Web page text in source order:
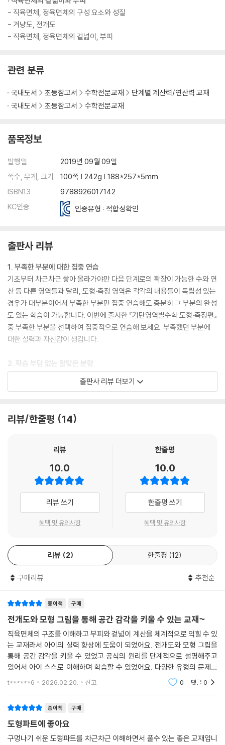
- 직육면체, 정육면체의 구성 요소와 성질
- 겨냥도, 전개도
- 직육면체, 정육면체의 겉넓이, 부피
관련 분류
국내도서 초등참고서 수학전문교재
단계별 계산력/연산력 교재
국내도서
초등참고서 수학전문교재
품목정보
발행일
2019년 09월 09일
쪽수, 무게, 크기
100쪽 | 242g | 188*257*5mm
ISBN13
9788926017142
KC인증
인증유형 : 적합성확인
출판사 리뷰
1. 부족한 부분에 대한 집중 연습
기초부터 차근차근 쌓아 올라가야만 다음 단계로의 확장이 가능한 수와 연
산 등 다른 영역들과 달리, 도형·측정 영역은 각각의 내용들이 독립성 있는
경우가 대부분이어서 부족한 부분만 집중 연습해도 충분히 그 부분의 완성
도 있는 학습이 가능합니다. 이번에 출시한 『기탄영역별수학 도형·측정편』
중 부족한 부분을 선택하여 집중적으로 연습해 보세요. 부족했던 부분에
대한 실력과 자신감이 생깁니다.
2. 학습 부담 없는 알맞은 분량
부족한 부분을 선택해서 집중 연습하려고 할 때, 무조건 문제 수가 많은 것
보다 학습의 흥미도를 떨어뜨리지 않는 범위 내에서 필요한 만큼 충분한
당 문제 수도 3~8문제 정도로 여유 있게 배치하여 학습 부담을 줄이고 학
이'로 구성되어 있다. 본 학습에서는 제목을 통해 이번 차시에서 학습해야
할 내용이 무엇인지 짚어 보고, 그것을 익히기 위한 최적화된 연습문제를
반복해서 집중적으로 풀어 볼 수 있다. 성취도 테스트는 본문에서 집중 연
습한 내용을 최종적으로 한번 더 확인해 보는 문제들로 구성되어 있다. 성
취도 테스트를 풀어본 후, 결과표에 내가 맞은 문제인지 틀린 문제인지 체
보고, 성취된 부분과 부족한 부분이 무엇인지 확인한다. 마지막으로 정답
과 풀이에서 차시별 정답 확인 후 제시된 풀이를 통해 올바른 문제 풀이 방
법을 확인하도록 하였다.
출판사 리뷰 더보기
리뷰/한줄평 14
리뷰
10.0
리뷰 쓰기
혜택 및 유의사항
한줄평
10.0
한줄평 쓰기
혜택 및 유의사항
리뷰 2 한줄평 12
구매리뷰 추천순
종이책 구매
전개도와 모형 그림을 통해 공간 감각을 키울 수 있는 교재~
직육면체의 구조를 이해하고 부피와 겉넓이 계산을 체계적으로 익힐 수 있
는 교재라서 아이의 실력 향상에 도움이 되었어요. 전개도와 모형 그림을
통해 공간 감각을 키울 수 있었고 공식의 원리를 단계적으로 설명해주고
있어서 아이 스스로 이해하며 학습할 수 있었어요. 다양한 유형의 문제를
반복해 풀며 계산력을 다질 수 있어 좋았어요. 입체도형 학습의 기초를 탄
t******6 2026.02.20. 신고 0 댓글0
종이책 구매
도형파트에 좋아요
구멍나기 쉬운 도형파트를 차근차근 이해하면서 풀수 있는 좋은 교재입니